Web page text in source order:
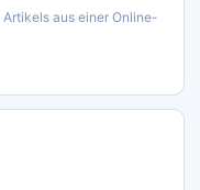
aus einer Online-